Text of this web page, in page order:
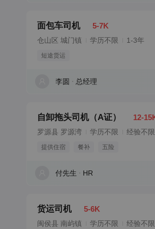
面包车司机 5-7K
仓山区 城门镇 学历不限 1-3年
短途货运
李圆 总经理
自卸拖头司机（A证） 12-
罗源县 罗源湾 学历不限 经验不限
提供住宿 餐补 五险
付先生 HR
货运司机 5-6K
闽侯县 南屿镇 学历不限 经验不限